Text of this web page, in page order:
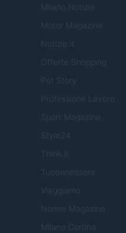
Milano Notizie
Motor Magazine
Notizie.it
Offerte Shopping
Pet Story
Professione Lavoro
Sport Magazine
Style24
Think.it
Tuobenessere
Viaggiamo
Nonne Magazine
Milano Cortina